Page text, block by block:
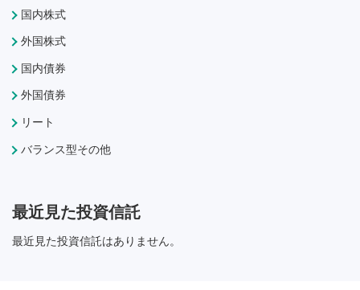
国内株式
外国株式
国内債券
外国債券
リート
バランス型その他
最近見た投資信託
最近見た投資信託はありません。